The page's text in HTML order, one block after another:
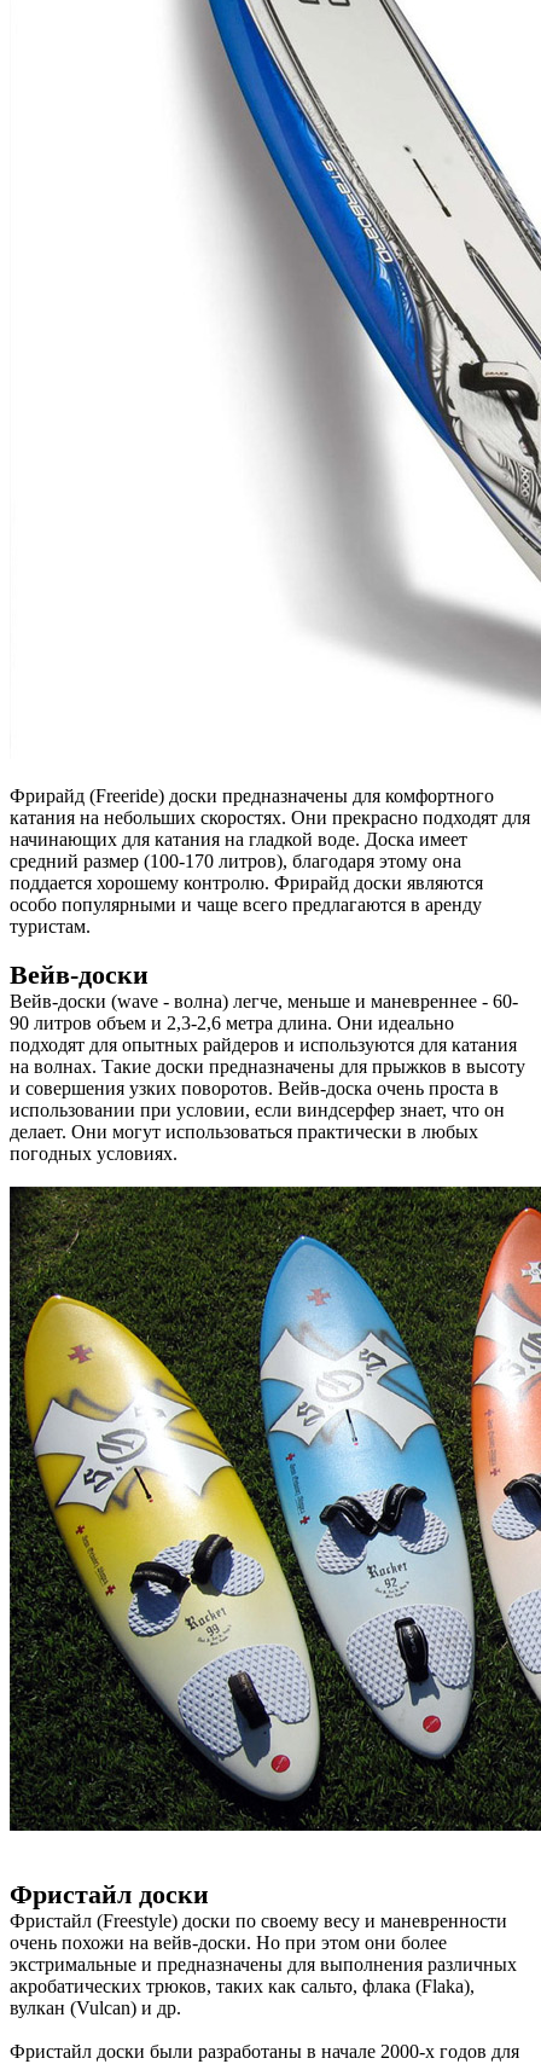
Фрирайд (Freeride) доски предназначены для комфортного
катания на небольших скоростях. Они прекрасно подходят для
начинающих для катания на гладкой воде. Доска имеет
средний размер (100-170 литров), благодаря этому она
поддается хорошему контролю. Фрирайд доски являются
особо популярными и чаще всего предлагаются в аренду
туристам.
Вейв-доски
Вейв-доски (wave - волна) легче, меньше и маневреннее - 60-
90 литров объем и 2,3-2,6 метра длина. Они идеально
подходят для опытных райдеров и используются для катания
на волнах. Такие доски предназначены для прыжков в высоту
и совершения узких поворотов. Вейв-доска очень проста в
использовании при условии, если виндсерфер знает, что он
делает. Они могут использоваться практически в любых
погодных условиях.
Фристайл доски
Фристайл (Freestyle) доски по своему весу и маневренности
очень похожи на вейв-доски. Но при этом они более
экстримальные и предназначены для выполнения различных
акробатических трюков, таких как сальто, флака (Flaka),
вулкан (Vulcan) и др.
Фристайл доски были разработаны в начале 2000-х годов для